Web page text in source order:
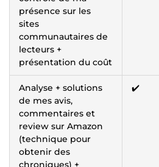
présence sur les
sites
communautaires de
lecteurs +
présentation du coût
Analyse + solutions
de mes avis,
commentaires et
review sur Amazon
(technique pour
obtenir des
chroniques) +
✔️